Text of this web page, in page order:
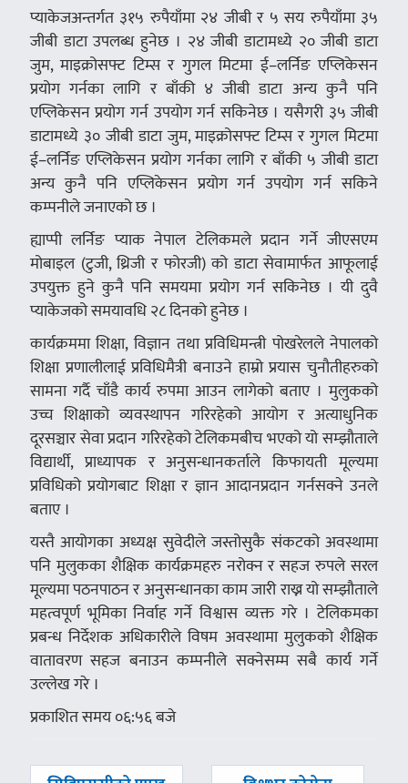
प्याकेजअन्तर्गत ३१५ रुपैयाँमा २४ जीबी र ५ सय रुपैयाँमा ३५
जीबी डाटा उपलब्ध हुनेछ । २४ जीबी डाटामध्ये २० जीबी डाटा
जुम, माइक्रोसफ्ट टिम्स र गुगल मिटमा ई–लर्निङ एप्लिकेसन
प्रयोग गर्नका लागि र बाँकी ४ जीबी डाटा अन्य कुनै पनि
एप्लिकेसन प्रयोग गर्न उपयोग गर्न सकिनेछ । यसैगरी ३५ जीबी
डाटामध्ये ३० जीबी डाटा जुम, माइक्रोसफ्ट टिम्स र गुगल मिटमा
ई–लर्निङ एप्लिकेसन प्रयोग गर्नका लागि र बाँकी ५ जीबी डाटा
अन्य कुनै पनि एप्लिकेसन प्रयोग गर्न उपयोग गर्न सकिने
कम्पनीले जनाएको छ ।
ह्याप्पी लर्निङ प्याक नेपाल टेलिकमले प्रदान गर्ने जीएसएम
मोबाइल (टुजी, थ्रिजी र फोरजी) को डाटा सेवामार्फत आफूलाई
उपयुक्त हुने कुनै पनि समयमा प्रयोग गर्न सकिनेछ । यी दुवै
प्याकेजको समयावधि २८ दिनको हुनेछ ।
कार्यक्रममा शिक्षा, विज्ञान तथा प्रविधिमन्त्री पोखरेलले नेपालको
शिक्षा प्रणालीलाई प्रविधिमैत्री बनाउने हाम्रो प्रयास चुनौतीहरुको
सामना गर्दै चाँडै कार्य रुपमा आउन लागेको बताए । मुलुकको
उच्च शिक्षाको व्यवस्थापन गरिरहेको आयोग र अत्याधुनिक
दूरसञ्चार सेवा प्रदान गरिरहेको टेलिकमबीच भएको यो सम्झौताले
विद्यार्थी, प्राध्यापक र अनुसन्धानकर्ताले किफायती मूल्यमा
प्रविधिको प्रयोगबाट शिक्षा र ज्ञान आदानप्रदान गर्नसक्ने उनले
बताए ।
यस्तै आयोगका अध्यक्ष सुवेदीले जस्तोसुकै संकटको अवस्थामा
पनि मुलुकका शैक्षिक कार्यक्रमहरु नरोक्न र सहज रुपले सरल
मूल्यमा पठनपाठन र अनुसन्धानका काम जारी राख्न यो सम्झौताले
महत्वपूर्ण भूमिका निर्वाह गर्ने विश्वास व्यक्त गरे । टेलिकमका
प्रबन्ध निर्देशक अधिकारीले विषम अवस्थामा मुलुकको शैक्षिक
वातावरण सहज बनाउन कम्पनीले सक्नेसम्म सबै कार्य गर्ने
उल्लेख गरे ।
प्रकाशित समय ०६:५६ बजे